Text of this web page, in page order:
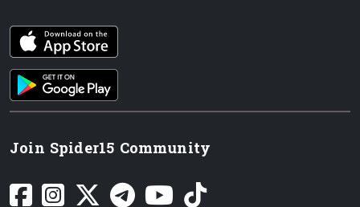
iOS app
Android App
Join Spider15 Community